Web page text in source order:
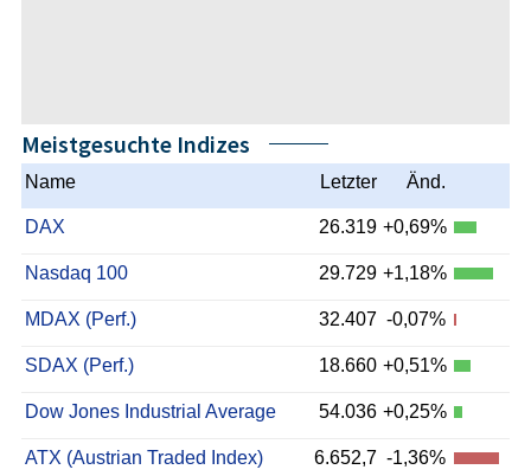
Meistgesuchte Indizes
Name Letzter Änd.
DAX 26.319 +0,69%
Nasdaq 100 29.729 +1,18%
MDAX (Perf.) 32.407 -0,07%
SDAX (Perf.) 18.660 +0,51%
Dow Jones Industrial Average 54.036 +0,25%
ATX (Austrian Traded Index) 6.652,7 -1,36%